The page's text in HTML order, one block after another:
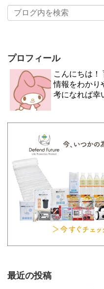
プロフィール
こんにちは！
情報をわかり
考になれば幸
最近の投稿